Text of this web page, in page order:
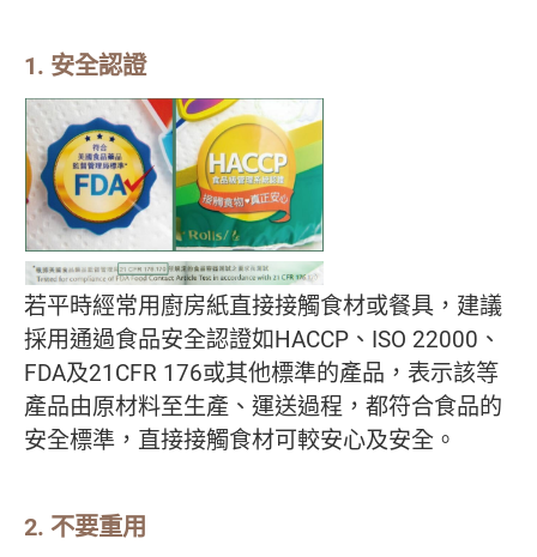
1. 安全認證
若平時經常用廚房紙直接接觸食材或餐具，建議
採用通過食品安全認證如HACCP、ISO 22000、
FDA及21CFR 176或其他標準的產品，表示該等
產品由原材料至生產、運送過程，都符合食品的
安全標準，直接接觸食材可較安心及安全。
2. 不要重用